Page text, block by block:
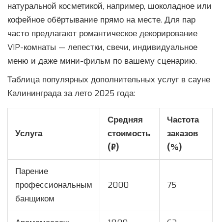
натуральной косметикой, например, шоколадное или
кофейное обёртывание прямо на месте. Для пар
часто предлагают романтическое декорирование
VIP-комнаты — лепестки, свечи, индивидуальное
меню и даже мини-фильм по вашему сценарию.
Таблица популярных дополнительных услуг в сауне
Калининграда за лето 2025 года:
Услуга
Средняя
стоимость
(₽)
Частота
заказов
(%)
Парение
профессиональным
банщиком
2000 75